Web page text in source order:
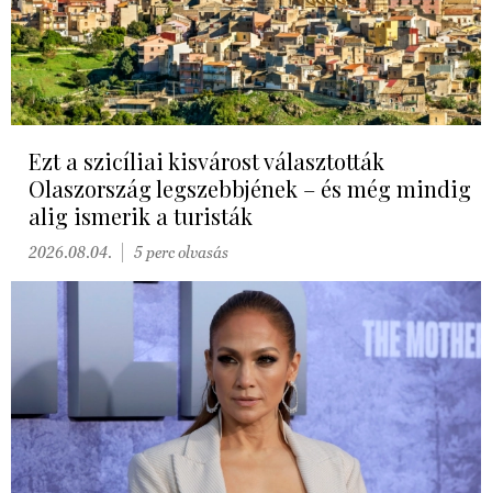
Ezt a szicíliai kisvárost választották
Olaszország legszebbjének – és még mindig
alig ismerik a turisták
2026.08.04. 5 perc olvasás